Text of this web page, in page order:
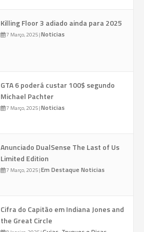
Killing Floor 3 adiado ainda para 2025
7 Março, 2025|Noticias
GTA 6 poderá custar 100$ segundo
Michael Pachter
7 Março, 2025|Noticias
Anunciado DualSense The Last of Us
Limited Edition
7 Março, 2025|Em Destaque Noticias
Cifra do Capitão em Indiana Jones and
the Great Circle